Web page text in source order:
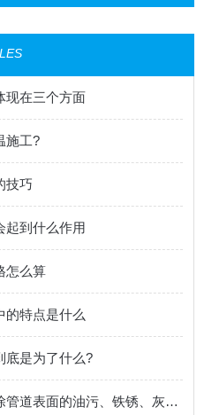
现在三个方面
施工?
技巧
起到什么作用
怎么算
的特点是什么
底是为了什么?
管道铝皮保温施工前要清除管道表面的油污、铁锈、灰尘等杂物